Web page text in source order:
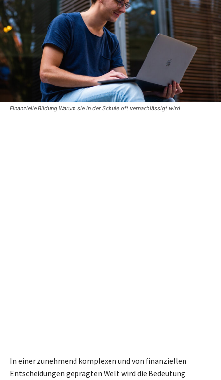
Finanzielle Bildung Warum sie in der Schule oft vernachlässigt wird
In einer zunehmend komplexen und von finanziellen
Entscheidungen geprägten Welt wird die Bedeutung